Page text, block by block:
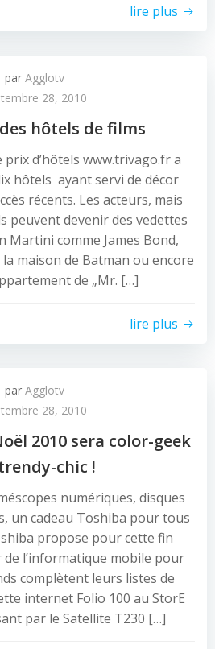
lire plus
par Agglotv
28, 2010
hôtels de films
d’hôtels www.trivago.fr a
hôtels ayant servi de décor
récents. Les acteurs, mais
peuvent devenir des vedettes
Martini comme James Bond,
la maison de Batman ou encore
de „Mr. […]
lire plus
par Agglotv
28, 2010
2010 sera color-geek
chic !
numériques, disques
un cadeau Toshiba pour tous
propose pour cette fin
de l’informatique mobile pour
complètent leurs listes de
internet Folio 100 au StorE
par le Satellite T230 […]